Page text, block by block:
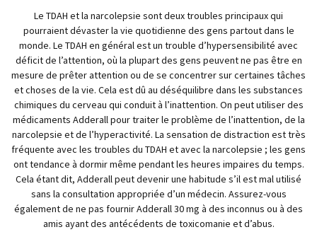
Le TDAH et la narcolepsie sont deux troubles principaux qui
pourraient dévaster la vie quotidienne des gens partout dans le
monde. Le TDAH en général est un trouble d’hypersensibilité avec
déficit de l’attention, où la plupart des gens peuvent ne pas être en
mesure de prêter attention ou de se concentrer sur certaines tâches
et choses de la vie. Cela est dû au déséquilibre dans les substances
chimiques du cerveau qui conduit à l’inattention. On peut utiliser des
médicaments Adderall pour traiter le problème de l’inattention, de la
narcolepsie et de l’hyperactivité. La sensation de distraction est très
fréquente avec les troubles du TDAH et avec la narcolepsie ; les gens
ont tendance à dormir même pendant les heures impaires du temps.
Cela étant dit, Adderall peut devenir une habitude s’il est mal utilisé
sans la consultation appropriée d’un médecin. Assurez-vous
également de ne pas fournir Adderall 30 mg à des inconnus ou à des
amis ayant des antécédents de toxicomanie et d’abus.